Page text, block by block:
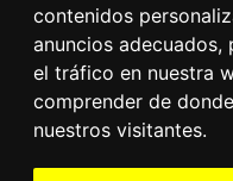
contenidos
anuncios adecuados,
el tráfico en nuestra
comprender de
nuestros visitantes.